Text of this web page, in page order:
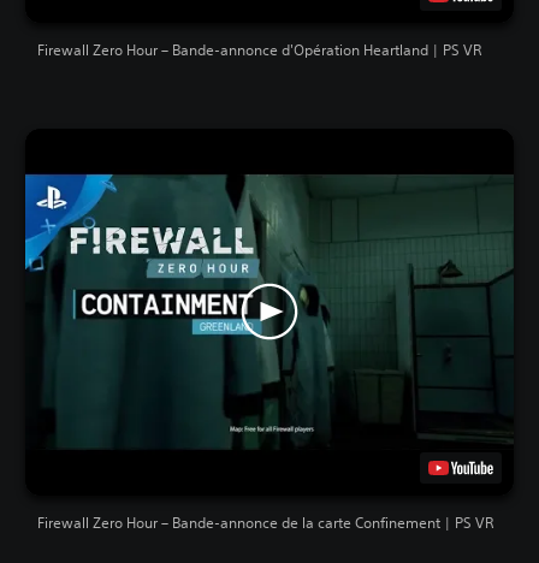
Firewall Zero Hour – Bande-annonce d'Opération Heartland | PS VR
Firewall Zero Hour – Bande-annonce de la carte Confinement | PS VR